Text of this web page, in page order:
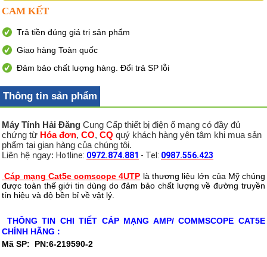
CAM KẾT
Trả tiền đúng giá trị sản phẩm
Giao hàng Toàn quốc
Đảm bảo chất lượng hàng. Đổi trả SP lỗi
Thông tin sản phẩm
Máy Tính Hải Đăng Cung Cấp thiết bị điện ổ mạng có đầy đủ
chứng từ Hóa đơn, CO, CQ quý khách hàng yên tâm khi mua sản
phẩm tại gian hàng của chúng tôi.
Liên hệ ngay: Hotline: 0972.874.881 - Tel: 0987.556.423
Cáp mạng Cat5e comscope 4UTP là thương liệu lớn của Mỹ chúng
được toàn thế giới tin dùng do đảm bảo chất lượng về đường truyền
tín hiệu và độ bền bỉ về vật lý.
THÔNG TIN CHI TIẾT CÁP MẠNG AMP/ COMMSCOPE CAT5E
CHÍNH HÃNG :
Mã SP:
PN:6-219590-2